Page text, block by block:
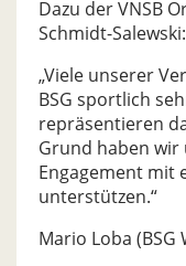
Dazu der VNSB
Schmidt-Salewski:
„Viele unserer
BSG sportlich
repräsentieren
Grund haben wir
Engagement mit
unterstützen.“
Mario Loba (BSG